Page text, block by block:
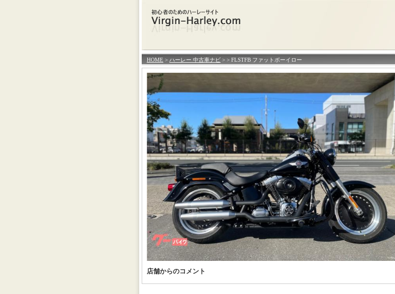
HOME > ハーレー 中古車ナビ > > FLSTFB ファットボーイロー
店舗からのコメント